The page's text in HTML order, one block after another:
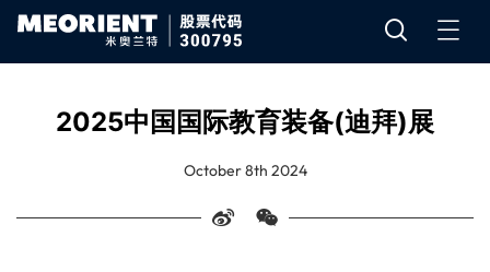
2025中国国际教育装备(迪拜)展
October 8th 2024